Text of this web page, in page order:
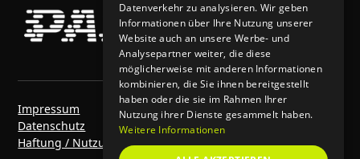
Impressum
Datenschutz
Haftung / Nutzungsbedingungen
Datenverkehr zu analysieren. Wir geben
Informationen über Ihre Nutzung unserer
Website auch an unsere Werbe- und
Analysepartner weiter, die diese
möglicherweise mit anderen Informationen
kombinieren, die Sie ihnen bereitgestellt
haben oder die sie im Rahmen Ihrer
Nutzung ihrer Dienste gesammelt haben.
Weitere Informationen